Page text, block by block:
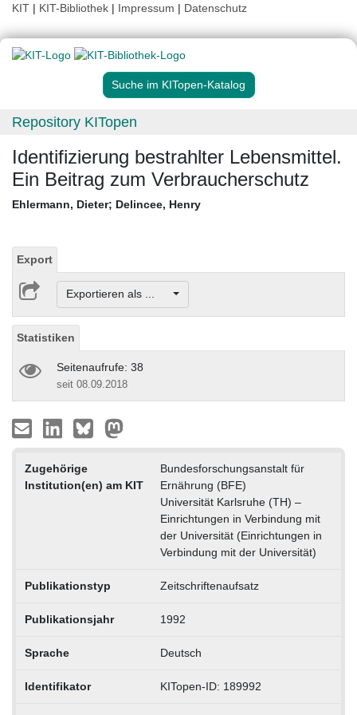
KIT | KIT-Bibliothek | Impressum | Datenschutz
Suche im KITopen-Katalog
Repository KITopen
Identifizierung bestrahlter Lebensmittel.
Ein Beitrag zum Verbraucherschutz
Ehlermann, Dieter; Delincee, Henry
Export
Exportieren als ...
Statistiken
Seitenaufrufe: 38
seit 08.09.2018
Zugehörige
Institution(en) am KIT
Bundesforschungsanstalt für
Ernährung (BFE)
Universität Karlsruhe (TH) –
Einrichtungen in Verbindung mit
der Universität (Einrichtungen in
Verbindung mit der Universität)
Publikationstyp Zeitschriftenaufsatz
Publikationsjahr 1992
Sprache Deutsch
Identifikator KITopen-ID: 189992